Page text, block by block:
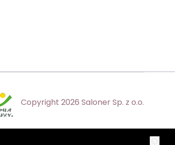
Copyright 2026 Saloner Sp. z o.o.